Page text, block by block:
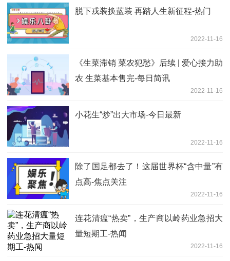
脱下戎装换蓝装 再踏人生新征程-热门
2022-11-16
《生菜滞销 菜农犯愁》后续 | 爱心接力助
农 生菜基本售完-每日简讯
2022-11-16
小花生“炒”出大市场-今日最新
2022-11-16
除了国足都去了！这届世界杯“含中量”有
点高-焦点关注
2022-11-16
连花清瘟“热卖”，生产商以岭药业急招大
量短期工-热闻
2022-11-16